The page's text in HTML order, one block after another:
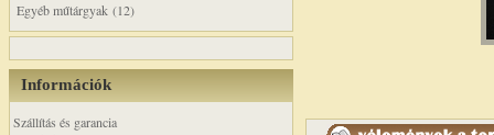
Egyéb műtárgyak (12)
Információk
Szállítás és garancia